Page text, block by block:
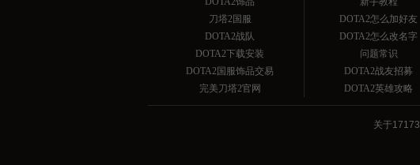
刀塔2国服
DOTA2战队
DOTA2下载安装
DOTA2国服饰品交易
完美刀塔2官网
DOTA2怎么加好友
DOTA2怎么改名字
问题常识
DOTA2战友招募
DOTA2英雄攻略
关于17173